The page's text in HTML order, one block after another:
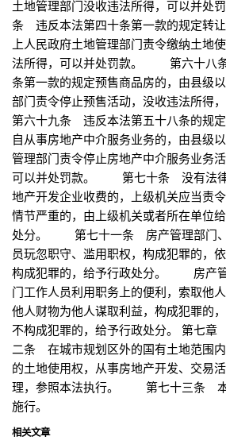
土地管理部门没收违法所得，可以并
条 违反本法第四十条第一款的规定转
上人民政府土地管理部门责令缴纳土地
法所得，可以并处罚款。 第六十八
条第一款的规定预售商品房的，由县级
部门责令停止预售活动，没收违法所
第六十九条 违反本法第五十八条的规
自从事房地产中介服务业务的，由县级
管理部门责令停止房地产中介服务业务活
可以并处罚款。 第七十条 没有法律
地产开发企业收费的，上级机关应当责令
情节严重的，由上级机关或者所在单位
处分。 第七十一条 房产管理部门、
员玩忽职守、滥用职权，构成犯罪的，
构成犯罪的，给予行政处分。 房产管
门工作人员利用职务上的便利，索取他
他人财物为他人谋取利益，构成犯罪的，
不构成犯罪的，给予行政处分。
二条 在城市规划区外的国有土地范围
的土地使用权，从事房地产开发、交易
理，参照本法执行。 第七十三条 本
施行。
相关文章